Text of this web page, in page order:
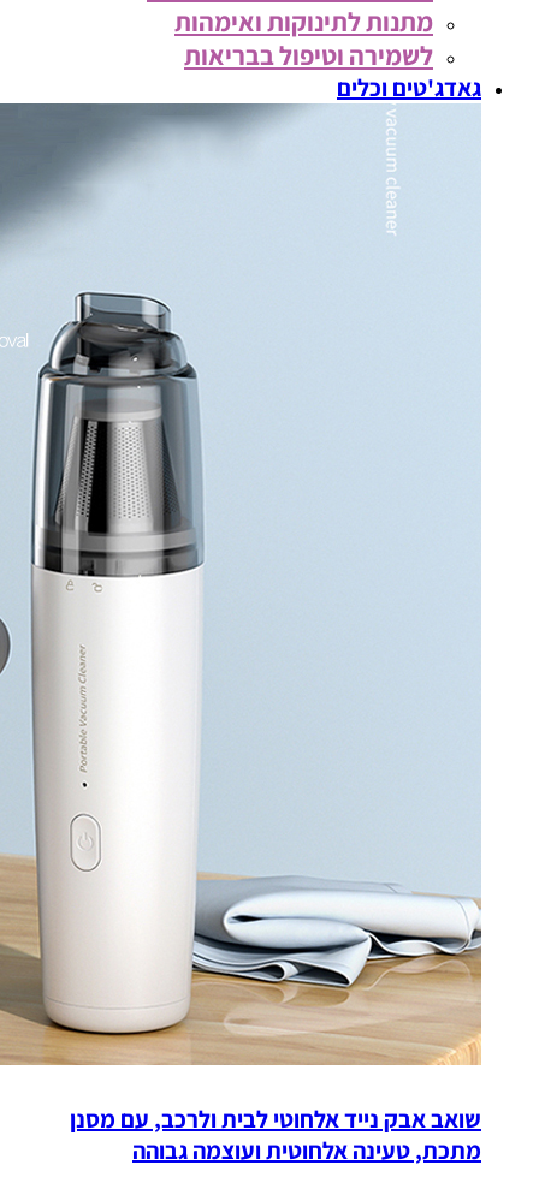
מתנות לתינוקות ואימהות
לשמירה וטיפול בבריאות
גאדג'טים וכלים
שואב אבק נייד אלחוטי לבית ולרכב, עם מסנן
מתכת, טעינה אלחוטית ועוצמה גבוהה